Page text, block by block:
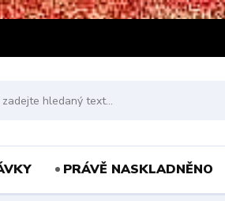
PRÁVĚ NASKLADNĚNO